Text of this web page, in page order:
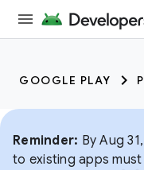
GOOGLE PLAY
Reminder: By Aug
to existing apps